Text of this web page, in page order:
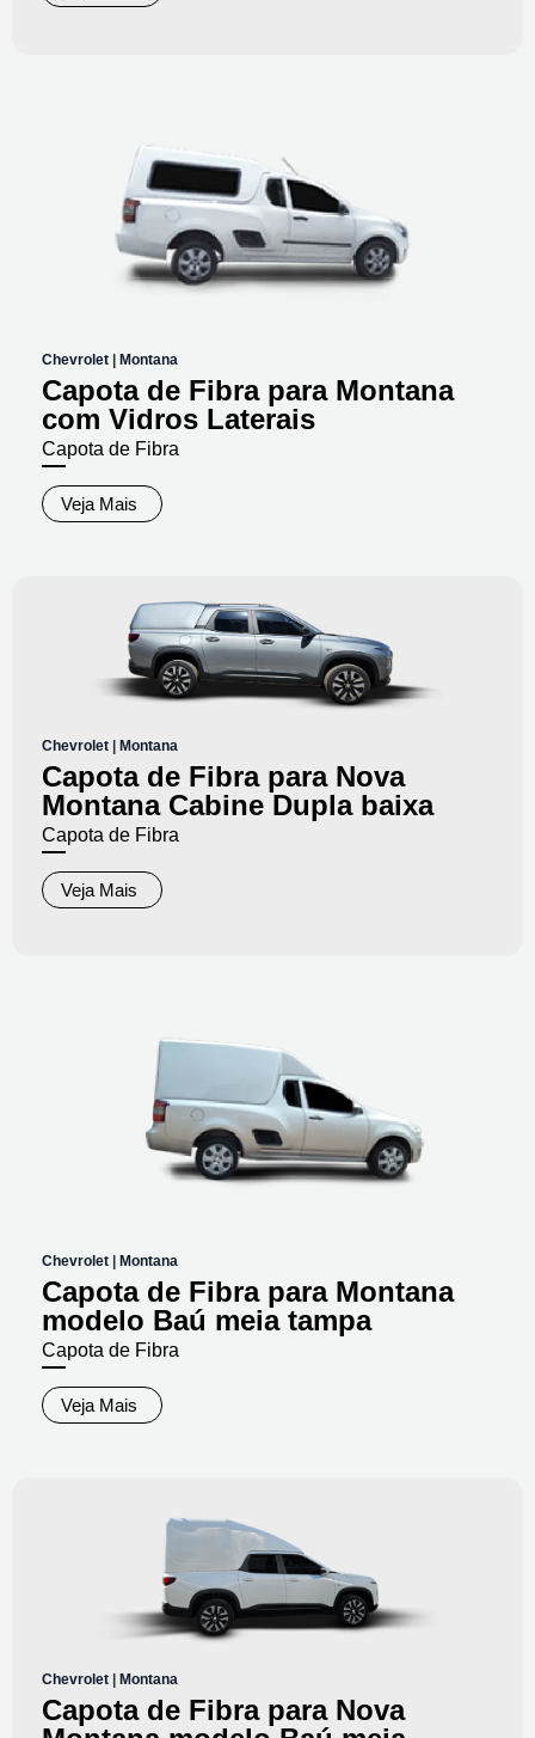
Chevrolet | Montana
Capota de Fibra para Montana
com Vidros Laterais
Capota de Fibra
Veja Mais
Chevrolet | Montana
Capota de Fibra para Nova
Montana Cabine Dupla baixa
Capota de Fibra
Veja Mais
Chevrolet | Montana
Capota de Fibra para Montana
modelo Baú meia tampa
Capota de Fibra
Veja Mais
Chevrolet | Montana
Capota de Fibra para Nova